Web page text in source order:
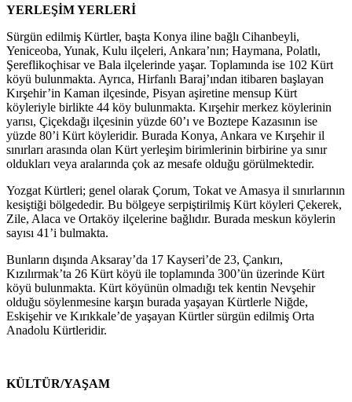
YERLEŞİM YERLERİ
Sürgün edilmiş Kürtler, başta Konya iline bağlı Cihanbeyli,
Yeniceoba, Yunak, Kulu ilçeleri, Ankara’nın; Haymana, Polatlı,
Şereflikoçhisar ve Bala ilçelerinde yaşar. Toplamında ise 102 Kürt
köyü bulunmakta. Ayrıca, Hirfanlı Baraj’ından itibaren başlayan
Kırşehir’in Kaman ilçesinde, Pisyan aşiretine mensup Kürt
köyleriyle birlikte 44 köy bulunmakta. Kırşehir merkez köylerinin
yarısı, Çiçekdağı ilçesinin yüzde 60’ı ve Boztepe Kazasının ise
yüzde 80’i Kürt köyleridir. Burada Konya, Ankara ve Kırşehir il
sınırları arasında olan Kürt yerleşim birimlerinin birbirine ya sınır
oldukları veya aralarında çok az mesafe olduğu görülmektedir.
Yozgat Kürtleri; genel olarak Çorum, Tokat ve Amasya il sınırlarının
kesiştiği bölgededir. Bu bölgeye serpiştirilmiş Kürt köyleri Çekerek,
Zile, Alaca ve Ortaköy ilçelerine bağlıdır. Burada meskun köylerin
sayısı 41’i bulmakta.
Bunların dışında Aksaray’da 17 Kayseri’de 23, Çankırı,
Kızılırmak’ta 26 Kürt köyü ile toplamında 300’ün üzerinde Kürt
köyü bulunmakta. Kürt köyünün olmadığı tek kentin Nevşehir
olduğu söylenmesine karşın burada yaşayan Kürtlerle Niğde,
Eskişehir ve Kırıkkale’de yaşayan Kürtler sürgün edilmiş Orta
Anadolu Kürtleridir.
KÜLTÜR/YAŞAM